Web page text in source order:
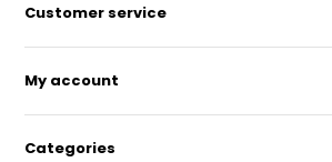
Customer service
My account
Categories